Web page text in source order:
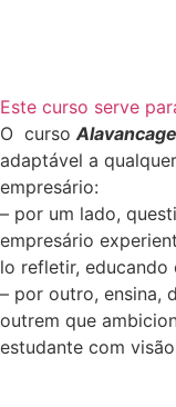
Este curso serve
O curso
adaptável a
empresário:
– por um lado,
empresário
lo refletir, educando
– por outro, ensina,
outrem que
estudante com